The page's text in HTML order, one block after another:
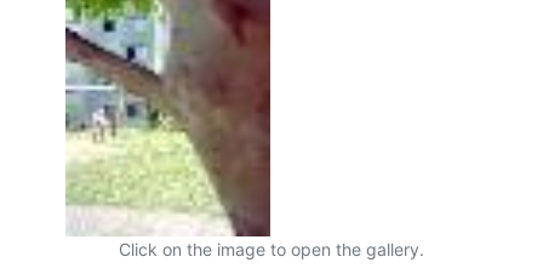
Click on the image to open the gallery.